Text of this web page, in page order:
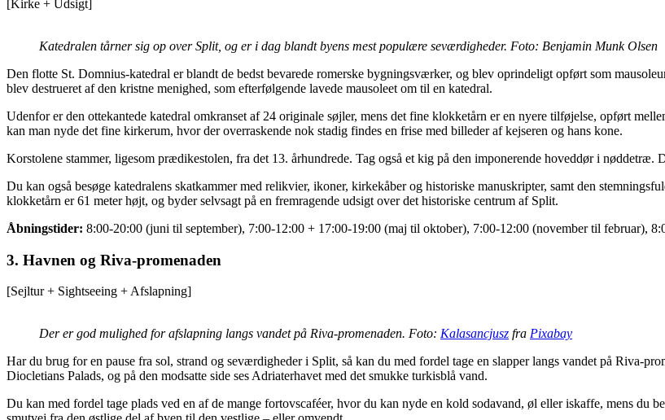
[Kirke + Udsigt]
Katedralen tårner sig op over Split, og er i dag blandt byens mest populære seværdigheder. Foto: Benjamin Munk Olsen
Den flotte St. Domnius-katedral er blandt de bedst bevarede romerske bygningsværker, og blev oprindeligt opført som
blev destrueret af den kristne menighed, som efterfølgende lavede mausoleet om til en katedral.
Udenfor er den ottekantede katedral omkranset af 24 originale søjler, mens det fine klokketårn er en nyere tilføjelse, opført
kan man nyde det fine kirkerum, hvor der overraskende nok stadig findes en frise med billeder af kejseren og hans kone.
Korstolene stammer, ligesom prædikestolen, fra det 13. århundrede. Tag også et kig på den imponerende hoveddør i nøddetræ.
Du kan også besøge katedralens skatkammer med relikvier, ikoner, kirkekåber og historiske manuskripter, samt den
klokketårn er 61 meter højt, og byder selvsagt på en fremragende udsigt over det historiske centrum af Split.
Åbningstider: 8:00-20:00 (juni til september), 7:00-12:00 + 17:00-19:00 (maj til oktober), 7:00-12:00 (november til februar),
3. Havnen og Riva-promenaden
[Sejltur + Sightseeing + Afslapning]
Der er god mulighed for afslapning langs vandet på Riva-promenaden. Foto: Kalasancjusz fra Pixabay
Har du brug for en pause fra sol, strand og seværdigheder i Split, så kan du med fordel tage en slapper langs vandet på Riva-
Diocletians Palads, og på den modsatte side ses Adriaterhavet med det smukke turkisblå vand.
Du kan med fordel tage plads ved en af de mange fortovscaféer, hvor du kan nyde en kold sodavand, øl eller iskaffe, mens du